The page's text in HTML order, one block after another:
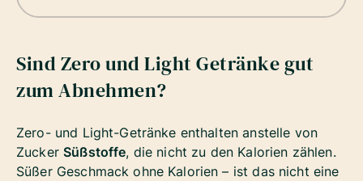
Sind Zero und Light Getränke gut
zum Abnehmen?
Zero- und Light-Getränke enthalten anstelle von
ZuckerSüßstoffe, die nicht zu den Kalorien zählen.
Süßer Geschmack ohne Kalorien – ist das nicht eine